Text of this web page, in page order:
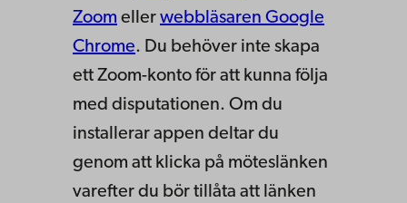
Zoom eller webbläsaren Google
Chrome. Du behöver inte skapa
ett Zoom-konto för att kunna följa
med disputationen. Om du
installerar appen deltar du
genom att klicka på möteslänken
varefter du bör tillåta att länken